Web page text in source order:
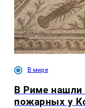
В мире
В Риме нашли
пожарных у